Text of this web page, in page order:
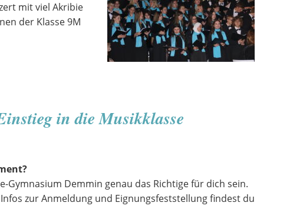
mit viel Akribie
der Klasse 9M
in die Musikklasse
Gymnasium Demmin genau das Richtige für dich sein.
zur Anmeldung und Eignungsfeststellung findest du